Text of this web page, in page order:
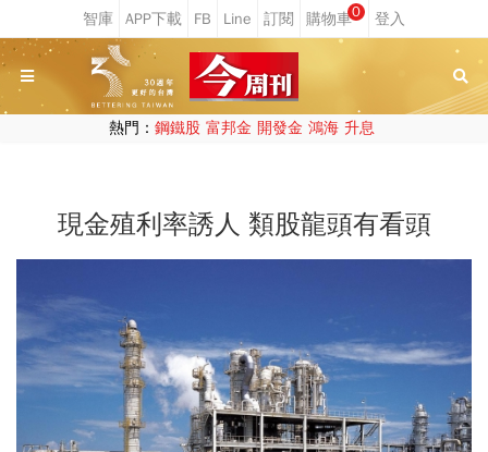
0
熱門： 鋼鐵股 富邦金 開發金 鴻海 升息
現金殖利率誘人 類股龍頭有看頭